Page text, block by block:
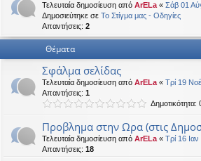
εις
Τελευταία δημοσίευση από ArELa « Σάβ 01
Δημοσιεύτηκε σε Το Στίγμα μας - Οδηγίες
Απαντήσεις: 2
Θέματα
Σφάλμα σελίδας
Τελευταία δημοσίευση από ArELa « Τρί 19
Απαντήσεις: 1
Δημοτικότητα:
Προβλημα στην Ωρα (στις
Τελευταία δημοσίευση από ArELa « Τρί 16
Απαντήσεις: 18